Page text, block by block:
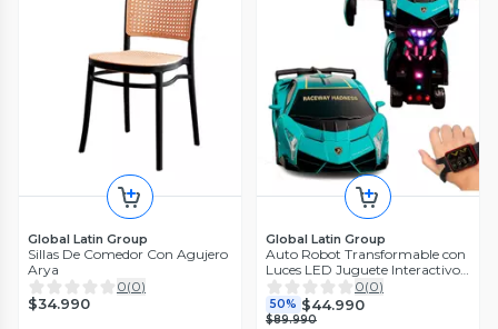
Global Latin Group
Sillas De Comedor Con Agujero
Arya
0(0)
$34.990
Global Latin Group
Auto Robot Transformable con
Luces LED Juguete Interactivo
para Niños
0(0)
50% $44.990
$89.990